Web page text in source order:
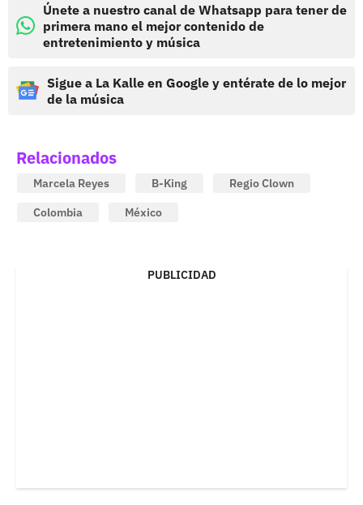
Únete a nuestro canal de Whatsapp para tener de
primera mano el mejor contenido de
entretenimiento y música
Sigue a La Kalle en Google y entérate de lo mejor
de la música
Relacionados
Marcela Reyes B-King
Regio Clown
Colombia
México
PUBLICIDAD